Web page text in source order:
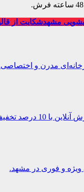
مشهدشکایت از
مدرن و
تخفیف.
و فوری در مشهد.